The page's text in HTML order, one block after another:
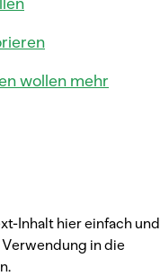
wollen mehr
Inhalt hier einfach und
in die